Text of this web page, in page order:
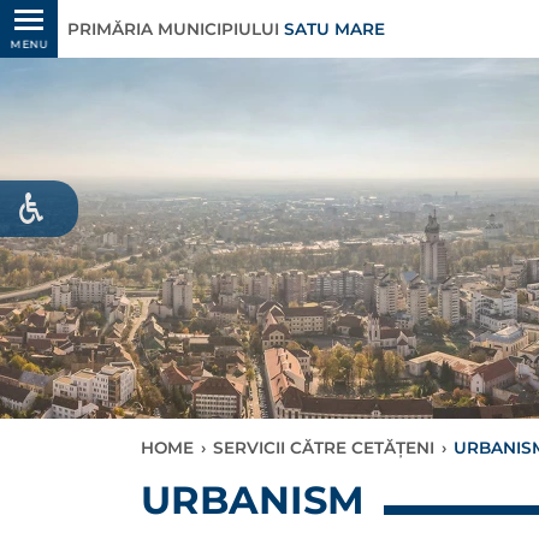
MENU
PRIMĂRIA MUNICIPIULUI SATU MARE
HOME › SERVICII CĂTRE CETĂȚENI ›
URBANISM